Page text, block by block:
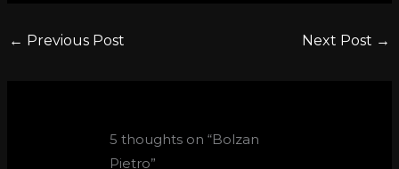
← Previous Post Next Post →
5 thoughts on “Bolzan
Pietro”